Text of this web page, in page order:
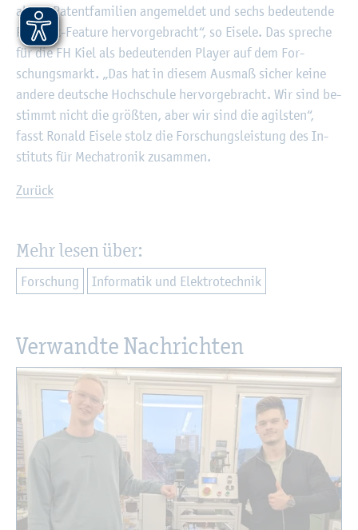
als 70 Pa­tent­fa­mi­li­en an­ge­mel­det und sechs be­deu­ten­de
Pro­dukt-Fea­ture her­vor­ge­bracht“, so Ei­se­le. Das spre­che
für die FH Kiel als be­deu­ten­den Play­er auf dem For­
schungs­markt. „Das hat in die­sem Aus­maß si­cher keine
an­de­re deut­sche Hoch­schu­le her­vor­ge­bracht. Wir sind be­
stimmt nicht die grö­ß­ten, aber wir sind die agils­ten“,
fasst Ro­nald Ei­se­le stolz die For­schungs­leis­tung des In­
sti­tuts für Me­cha­tro­nik zu­sam­men.
Zu­rück
Mehr lesen über:
For­schung In­for­ma­tik und Elek­tro­tech­nik
Ver­wand­te Nach­rich­ten